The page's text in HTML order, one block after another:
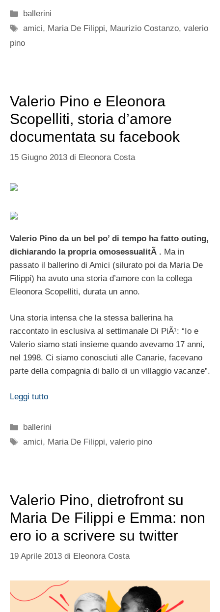
Categorie
ballerini
Tag
amici, Maria De Filippi, Maurizio Costanzo,valerio
pino
Valerio Pino e Eleonora
Scopelliti, storia d’amore
documentata su facebook
15 Giugno 2013 di Eleonora Costa
Valerio Pino da un bel po’ di tempo ha fatto outing,
dichiarando la propria omosessualitÃ . Ma in
passato il ballerino di Amici (silurato poi da Maria De
Filippi) ha avuto una storia d’amore con la collega
Eleonora Scopelliti, durata un anno.
Una storia intensa che la stessa ballerina ha
raccontato in esclusiva al settimanale Di PiÃ¹: “Io e
Valerio siamo stati insieme quando avevamo 17 anni,
nel 1998. Ci siamo conosciuti alle Canarie, facevano
parte della compagnia di ballo di un villaggio vacanze”.
Leggi tutto
Categorie
ballerini
Tag
amici, Maria De Filippi,valerio pino
Valerio Pino, dietrofront su
Maria De Filippi e Emma: non
ero io a scrivere su twitter
19 Aprile 2013 di Eleonora Costa